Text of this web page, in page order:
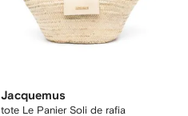
Jacquemus
tote Le Panier Soli de rafia